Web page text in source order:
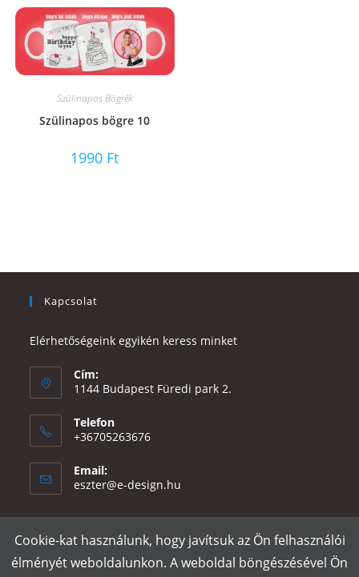
Szülinapos Bögrék
Szülinapos bögre 10
1990 Ft
Kapcsolat
Elérhetőségeink egyikén keress minket
Cím:
1144 Budapest Füredi park 2.
Telefon
+36705263676
Email:
eszter@e-design.hu
Rólunk Szállítás és fizetés Adatvédelmi tájékoztató
ÁSZF
Cookie-kat használunk, hogy javítsuk az Ön felhasználói
élményét weboldalunkon. A weboldal böngészésével Ön